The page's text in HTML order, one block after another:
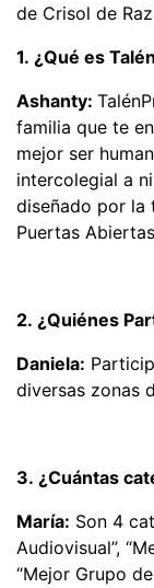
de Crisol de
1. ¿Qué es
Ashanty:
familia que te
mejor ser
intercolegial a
diseñado por la
Puertas
2. ¿Quiénes
Daniela:
diversas zonas
3. ¿Cuántas
María: Son 4
Audiovisual”,
“Mejor Grupo de